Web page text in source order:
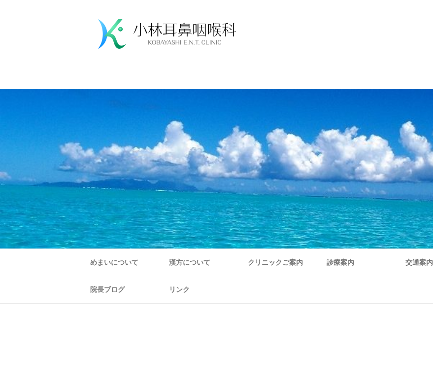
めまいについて 漢方について クリニックご案内 診療案内 交通案内
院長ブログ リンク